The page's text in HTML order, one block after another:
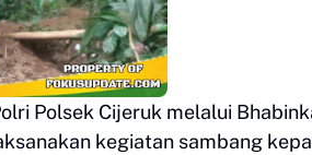
Polsek Cijeruk melalui
kegiatan sambang